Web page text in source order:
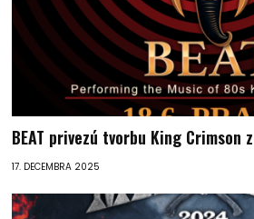
BEAT privezú tvorbu King Crimson
17. DECEMBRA 2025